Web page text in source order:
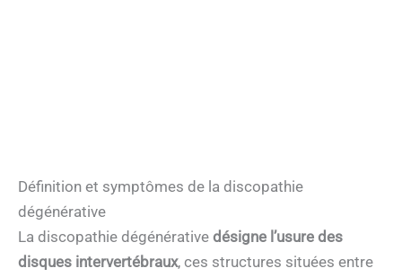
Définition et symptômes de la discopathie
dégénérative
La discopathie dégénérative désigne l’usure des
disques intervertébraux, ces structures situées entre